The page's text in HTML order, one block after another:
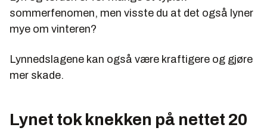
sommerfenomen, men visste du at det også lyner
mye om vinteren?
Lynnedslagene kan også være kraftigere og gjøre
mer skade.
Lynet tok knekken på nettet 20